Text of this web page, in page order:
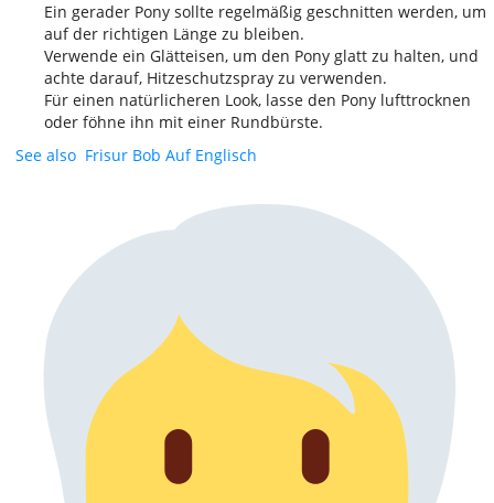
Ein gerader Pony sollte regelmäßig geschnitten werden, um
auf der richtigen Länge zu bleiben.
Verwende ein Glätteisen, um den Pony glatt zu halten, und
achte darauf, Hitzeschutzspray zu verwenden.
Für einen natürlicheren Look, lasse den Pony lufttrocknen
oder föhne ihn mit einer Rundbürste.
See also Frisur Bob Auf Englisch